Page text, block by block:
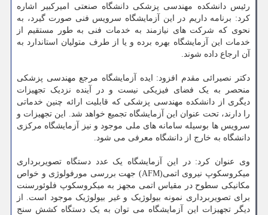
رئیس دانشکده مهندسی پزشکی دانشگاه صنعتی امیرکبیر اشاره
کرد: برنامه داریم در این آزمایشگاه سرویس فنی صورت گیرد، به
نحوی که شرکت های نیازمند به خدمات فنی به طور مستقیم از
خدمات این آزمایشگاه بهره برده و یا از طرف متولیان استاندارد به
آن ارجاع داده شوند.
دکتر نصیرائی مقدم افزود: ایده آزمایشگاه مرجع مهندسی پزشکی
منحصر به یک فضای فیزیکی نیست و در آینده نزدیک تجهیزات
دیگری از دانشکده مهندسی پزشکی که قابلیت ارائه چنین خدماتی
را دارند، تحت عنوان این آزمایشگاه تجمیع خواهد شد. این تجهیزات و
سرویس ها بوسیله سامانه های ملی موجود و نیز آزمایشگاه مرکزی
دانشگاه به خارج از دانشگاه معرفی می شود.
وی عنوان کرد: در این آزمایشگاه یک عدد دستگاه تصویربرداری
میکروسکوپ نیروی اتمی(AFM) جهت بررسی مورفولوژی و خواص
مکانیکی سطوح در مقیاس اتمی مجهز به میکروسکوپ فلوئورسنت
برای تصویربرداری نمونه بیولوژیک و غیر بیولوژیک موجود است. از
دیگر تجهیزات این آزمایشگاه می توان به یک دستگاه کشش سنج